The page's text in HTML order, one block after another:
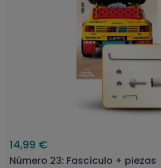
14,99 €
Número 23: Fascículo + piezas